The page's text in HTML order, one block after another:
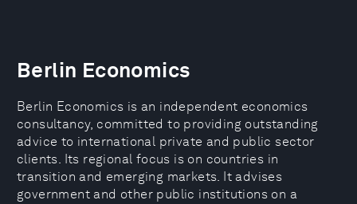
Berlin Economics
Berlin Economics is an independent economics
consultancy, committed to providing outstanding
advice to international private and public sector
clients. Its regional focus is on countries in
transition and emerging markets. It advises
government and other public institutions on a